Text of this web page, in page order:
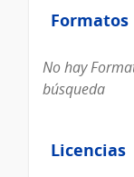
Formatos
Formatos
No hay
búsqueda
Licencias
Licencias